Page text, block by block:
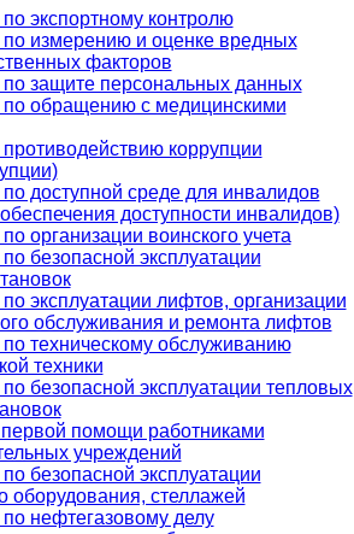
экспортному контролю
измерению и оценке вредных
факторов
защите персональных данных
обращению с медицинскими
коррупции
доступной среде для инвалидов
доступности инвалидов)
организации воинского учета
безопасной эксплуатации
эксплуатации лифтов, организации
обслуживания и ремонта лифтов
техническому обслуживанию
техники
безопасной эксплуатации тепловых
помощи работниками
учреждений
безопасной эксплуатации
оборудования, стеллажей
нефтегазовому делу